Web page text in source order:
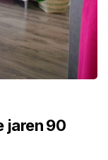
jaren 90